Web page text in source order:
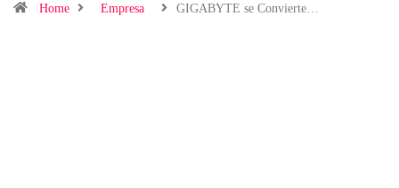
Home Empresa GIGABYTE se Convierte…